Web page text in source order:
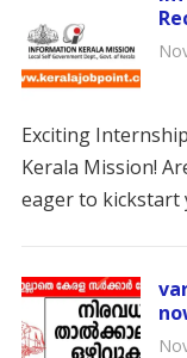
Exciting
Kerala Mission!
eager to kickstart